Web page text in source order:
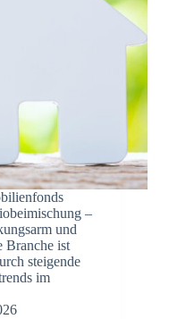
–
und
Branche ist
steigende
im